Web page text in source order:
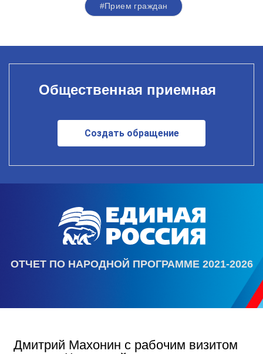
#Прием граждан
Общественная приемная
Создать обращение
ОТЧЕТ ПО НАРОДНОЙ ПРОГРАММЕ 2021-2026
Дмитрий Махонин с рабочим визитом